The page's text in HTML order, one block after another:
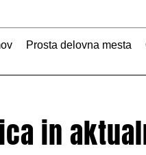
Prosta delovna mesta
in